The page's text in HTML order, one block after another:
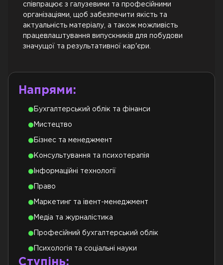
співпрацює з галузевими та професійними
організаціями, щоб забезпечити якість та
актуальність матеріалу, а також можливість
працевлаштування випускників для побудови
значущої та результативної кар'єри.
Напрями:
Бухгалтерський облік та фінанси
Мистецтво
Бізнес та менеджмент
Консультування та психотерапія
Інформаційні технології
Право
Маркетинг та івент-менеджмент
Медіа та журналістика
Професійний бухгалтерський облік
Психологія та соціальні науки
Ступінь: